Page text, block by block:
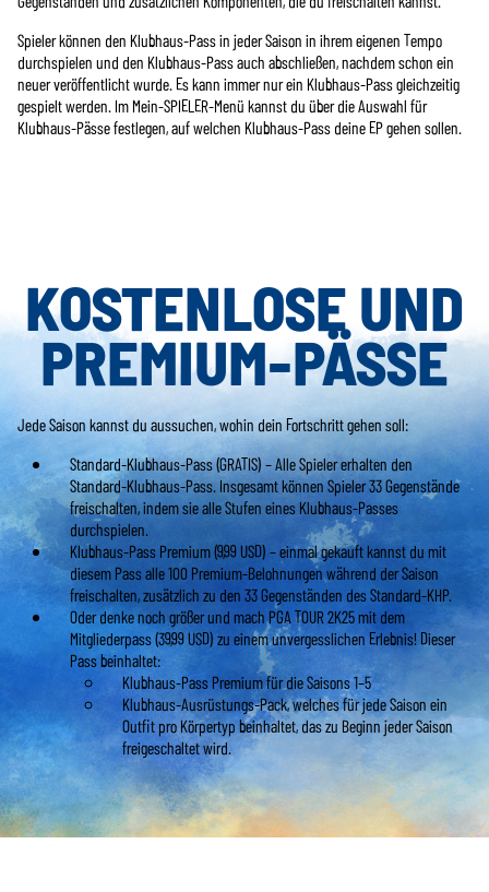
Spieler können den Klubhaus-Pass in jeder Saison in ihrem eigenen Tempo
durchspielen und den Klubhaus-Pass auch abschließen, nachdem schon ein
neuer veröffentlicht wurde. Es kann immer nur ein Klubhaus-Pass gleichzeitig
gespielt werden. Im Mein-SPIELER-Menü kannst du über die Auswahl für
Klubhaus-Pässe festlegen, auf welchen Klubhaus-Pass deine EP gehen sollen.
KOSTENLOSE UND
PREMIUM-PÄSSE
Jede Saison kannst du aussuchen, wohin dein Fortschritt gehen soll:
Standard-Klubhaus-Pass (GRATIS) – Alle Spieler erhalten den
Standard-Klubhaus-Pass. Insgesamt können Spieler 33 Gegenstände
freischalten, indem sie alle Stufen eines Klubhaus-Passes
durchspielen.
Klubhaus-Pass Premium (9,99 USD) – einmal gekauft kannst du mit
diesem Pass alle 100 Premium-Belohnungen während der Saison
freischalten, zusätzlich zu den 33 Gegenständen des Standard-KHP.
Oder denke noch größer und mach PGA TOUR 2K25 mit dem
Mitgliederpass (39,99 USD) zu einem unvergesslichen Erlebnis! Dieser
Pass beinhaltet:
Klubhaus-Pass Premium für die Saisons 1–5
Klubhaus-Ausrüstungs-Pack, welches für jede Saison ein
Outfit pro Körpertyp beinhaltet, das zu Beginn jeder Saison
freigeschaltet wird.